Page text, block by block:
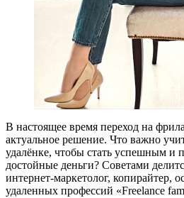
В настоящее время переход на
актуальное решение. Что важно
удалёнке, чтобы стать успешным и
достойные деньги? Советами
интернет-маркетолог, копирайтер,
удаленных профессий «Freelance